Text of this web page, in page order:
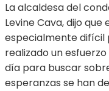
La alcaldesa del
Levine Cava, dijo
especialmente difícil
realizado un
día para buscar
esperanzas se han